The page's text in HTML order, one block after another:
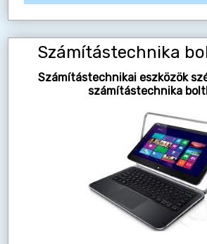
Számítástechnika
Számítástechnikai eszközök
számítástechnika